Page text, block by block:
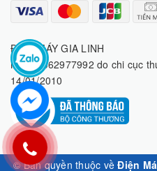
ĐIỆN MÁY GIA LINH
MST: 8062977992 do chi cục
14/01/2010
© Bản quyền thuộc vềĐiện